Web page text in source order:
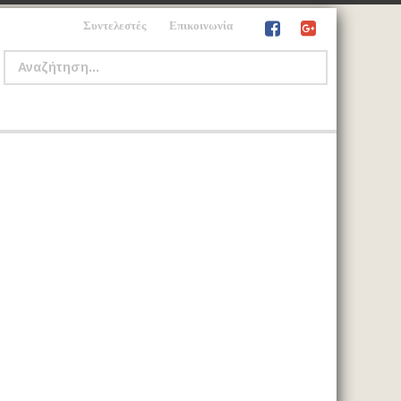
Συντελεστές Επικοινωνία